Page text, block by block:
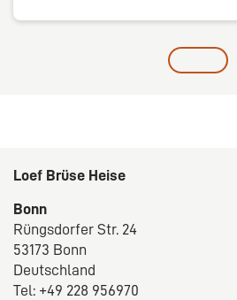
Loef Brüse Heise
Bonn
Rüngsdorfer Str. 24
53173 Bonn
Deutschland
Tel: +49 228 956970